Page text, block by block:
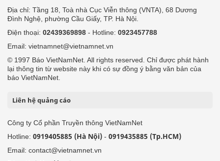
Địa chỉ: Tầng 18, Toà nhà Cục Viễn thông (VNTA), 68 Dương
Đình Nghệ, phường Cầu Giấy, TP. Hà Nội.
Điện thoại: 02439369898 - Hotline: 0923457788
Email: vietnamnet@vietnamnet.vn
© 1997 Báo VietNamNet. All rights reserved. Chỉ được phát hành
lại thông tin từ website này khi có sự đồng ý bằng văn bản của
báo VietNamNet.
Liên hệ quảng cáo
Công ty Cổ phần Truyền thông VietNamNet
Hotline: 0919405885 (Hà Nội) - 0919435885 (Tp.HCM)
Email: contact@vietnamnet.vn